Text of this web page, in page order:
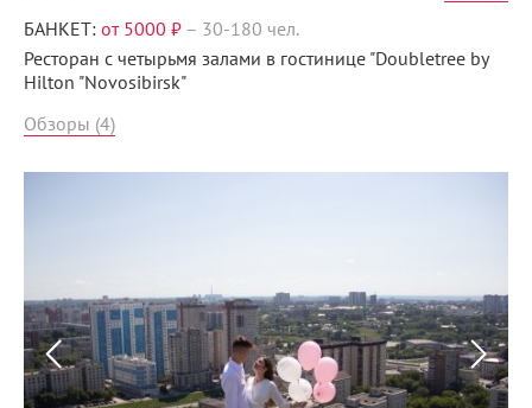
БАНКЕТ: от 5000 ₽ – 30-180 чел.
Ресторан с четырьмя залами в гостинице "Doubletree by
Hilton "Novosibirsk"
Обзоры (4)